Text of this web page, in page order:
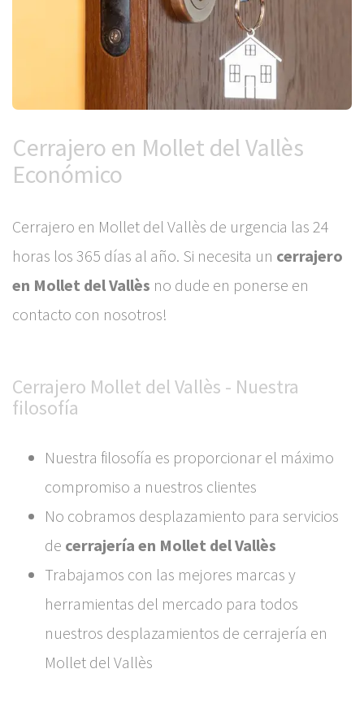
Cerrajero en Mollet del Vallès
Económico
Cerrajero en Mollet del Vallès de urgencia las 24
horas los 365 días al año. Si necesita un cerrajero
en Mollet del Vallès no dude en ponerse en
contacto con nosotros!
Cerrajero Mollet del Vallès - Nuestra
filosofía
Nuestra filosofía es proporcionar el máximo
compromiso a nuestros clientes
No cobramos desplazamiento para servicios
de cerrajería en Mollet del Vallès
Trabajamos con las mejores marcas y
herramientas del mercado para todos
nuestros desplazamientos de cerrajería en
Mollet del Vallès